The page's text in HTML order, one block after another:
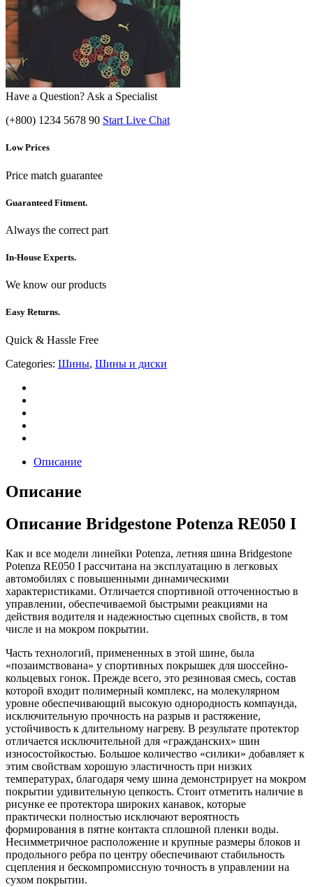
Have a Question? Ask a Specialist
(+800) 1234 5678 90 Start Live Chat
Low Prices
Price match guarantee
Guaranteed Fitment.
Always the correct part
In-House Experts.
We know our products
Easy Returns.
Quick & Hassle Free
Categories: Шины, Шины и диски
Описание
Описание
Описание Bridgestone Potenza RE050 I
Как и все модели линейки Potenza, летняя шина Bridgestone
Potenza RE050 I рассчитана на эксплуатацию в легковых
автомобилях с повышенными динамическими
характеристиками. Отличается спортивной отточенностью в
управлении, обеспечиваемой быстрыми реакциями на
действия водителя и надежностью сцепных свойств, в том
числе и на мокром покрытии.
Часть технологий, примененных в этой шине, была
«позаимствована» у спортивных покрышек для шоссейно-
кольцевых гонок. Прежде всего, это резиновая смесь, состав
которой входит полимерный комплекс, на молекулярном
уровне обеспечивающий высокую однородность компаунда,
исключительную прочность на разрыв и растяжение,
устойчивость к длительному нагреву. В результате протектор
отличается исключительной для «гражданских» шин
износостойкостью. Большое количество «силики» добавляет к
этим свойствам хорошую эластичность при низких
температурах, благодаря чему шина демонстрирует на мокром
покрытии удивительную цепкость. Стоит отметить наличие в
рисунке ее протектора широких канавок, которые
практически полностью исключают вероятность
формирования в пятне контакта сплошной пленки воды.
Несимметричное расположение и крупные размеры блоков и
продольного ребра по центру обеспечивают стабильность
сцепления и бескомпромиссную точность в управлении на
сухом покрытии.